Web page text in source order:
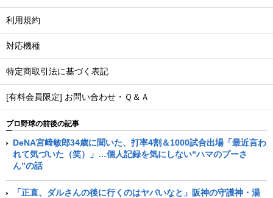
利用規約
対応機種
特定商取引法に基づく表記
[有料会員限定] お問い合わせ・Ｑ＆Ａ
プロ野球の前後の記事
DeNA宮﨑敏郎34歳に聞いた、打率4割＆1000試合出場「最近言わ
れて気づいた（笑）」…個人記録を気にしない“ハマのプーさ
ん”の話
「正直、ダルさんの後に行くのはヤバいなと」阪神の守護神・湯